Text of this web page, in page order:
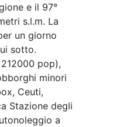
e il 97°
s.l.m. La
un giorno
sotto.
pop),
minori
Ceuti,
Stazione degli
a